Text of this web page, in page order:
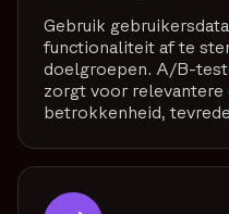
Gebruik
functionaliteit af te
doelgroepen. A/B-
zorgt voor relevantere
betrokkenheid,